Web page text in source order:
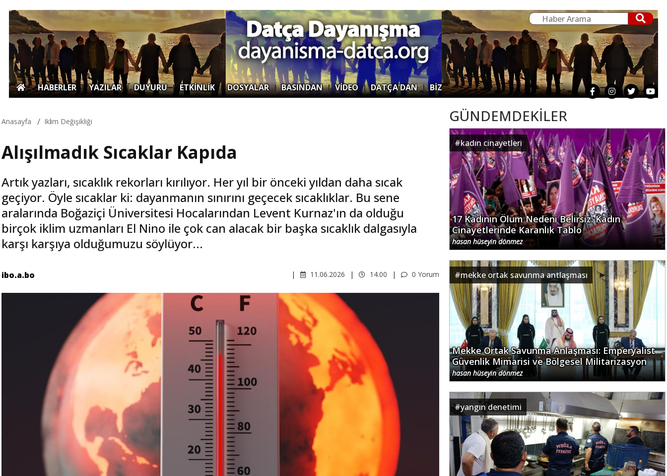
|HABERLER|YAZILAR|DUYURU| ETKİNLİK |DOSYALAR|BASINDAN|VİDEO|DATÇA'DAN|BİZ
Anasayfa Iklim Değişikliği
Alışılmadık Sıcaklar Kapıda
Artık yazları, sıcaklık rekorları kırılıyor. Her yıl bir önceki yıldan daha sıcak
geçiyor. Öyle sıcaklar ki: dayanmanın sınırını geçecek sıcaklıklar. Bu sene
aralarında Boğaziçi Üniversitesi Hocalarından Levent Kurnaz'ın da olduğu
birçok iklim uzmanları El Nino ile çok can alacak bir başka sıcaklık dalgasıyla
karşı karşıya olduğumuzu söylüyor...
ibo.a.bo 0 Yorum
14.00
11.06.2026
GÜNDEMDEKİLER
#kadın cinayetleri
17 Kadının Ölüm Nedeni Belirsiz: Kadın
Cinayetlerinde Karanlık Tablo
hasan hüseyin dönmez
#mekke ortak savunma antlaşması
Mekke Ortak Savunma Anlaşması: Emperyalist
Güvenlik Mimarisi ve Bölgesel Militarizasyon
hasan hüseyin dönmez
#yangın denetimi